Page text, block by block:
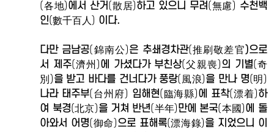
(各地)에서 산거(散居)하고 있으니 무려(無慮) 수천백
인(數千百人) 이다.
다만 금남공(錦南公)은 추쇄경차관(推刷敬差官 )으로
서 제주(濟州)에 가셨다가 부친상(父親喪)의 기별(奇
別)을 받고 바다를 건너다가 풍랑(風浪)을 만나 명(明)
나라 태주부(台州府) 임해현(臨海縣)에 표착(漂着)하
여 북경(北京)을 거쳐 반년(半年)만에 본국(本國)에 돌
아와서 어명(御命)으로 표해록(漂海錄)을 지었으니 이